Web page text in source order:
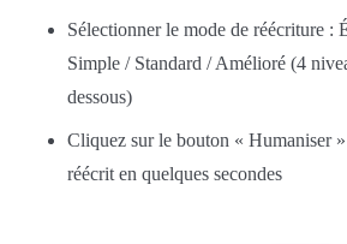
Sélectionner le mode de réécriture :
Simple / Standard / Amélioré (4
dessous)
Cliquez sur le bouton « Humaniser
réécrit en quelques secondes